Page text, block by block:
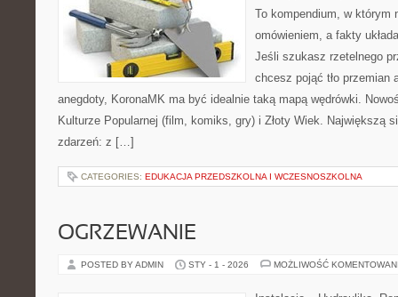
To kompendium, w którym
omówieniem, a fakty
Jeśli szukasz rzetelnego
chcesz pojąć tło przemian
anegdoty, KoronaMK ma być idealnie taką mapą wędrówki.
Kulturze Popularnej (film, komiks, gry) i Złoty Wiek. Największą
zdarzeń: z […]
CATEGORIES: EDUKACJA PRZEDSZKOLNA I WCZESNOSZKOLNA
OGRZEWANIE
POSTED BY ADMIN STY - 1 - 2026 MOŻLIWOŚĆ